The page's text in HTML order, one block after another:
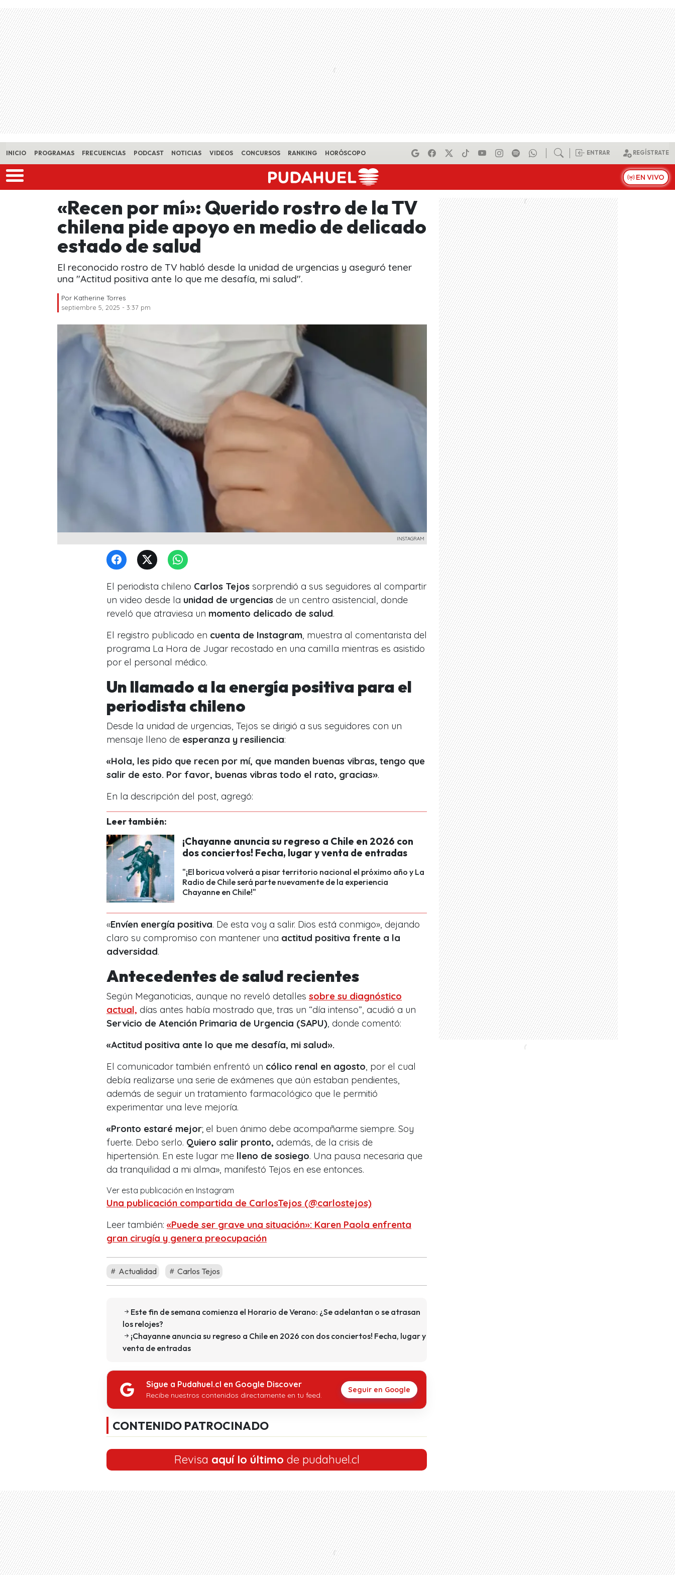
Skip to main content
INICIO PROGRAMAS FRECUENCIAS PODCAST NOTICIAS VIDEOS CONCURSOS RANKING HORÓSCOPO ENTRAR REGÍSTRATE
EN VIVO
«Recen por mí»: Querido rostro de la TV
chilena pide apoyo en medio de delicado
estado de salud
El reconocido rostro de TV habló desde la unidad de urgencias y aseguró tener
una "Actitud positiva ante lo que me desafía, mi salud".
Por Katherine Torres
septiembre 5, 2025 - 3:37 pm
INSTAGRAM
El periodista chileno Carlos Tejos sorprendió a sus seguidores al compartir
un video desde la unidad de urgencias de un centro asistencial, donde
reveló que atraviesa un momento delicado de salud.
El registro publicado en cuenta de Instagram , muestra al comentarista del
programa La Hora de Jugar recostado en una camilla mientras es asistido
por el personal médico.
Un llamado a la energía positiva para el
periodista chileno
Desde la unidad de urgencias, Tejos se dirigió a sus seguidores con un
mensaje lleno de esperanza y resiliencia:
«Hola, les pido que recen por mí, que manden buenas vibras, tengo que
salir de esto. Por favor, buenas vibras todo el rato, gracias».
En la descripción del post, agregó:
Leer también:
¡Chayanne anuncia su regreso a Chile en 2026 con
dos conciertos! Fecha, lugar y venta de entradas
"¡El boricua volverá a pisar territorio nacional el próximo año y La
Radio de Chile será parte nuevamente de la experiencia
Chayanne en Chile!"
«Envíen energía positiva. De esta voy a salir. Dios está conmigo», dejando
claro su compromiso con mantener una actitud positiva frente a la
adversidad.
Antecedentes de salud recientes
Según Meganoticias, aunque no reveló detalles sobre su diagnóstico
actual, días antes había mostrado que, tras un “día intenso”, acudió a un
Servicio de Atención Primaria de Urgencia (SAPU) , donde comentó:
«Actitud positiva ante lo que me desafía, mi salud».
El comunicador también enfrentó un cólico renal en agosto , por el cual
debía realizarse una serie de exámenes que aún estaban pendientes,
además de seguir un tratamiento farmacológico que le permitió
experimentar una leve mejoría.
«Pronto estaré mejor; el buen ánimo debe acompañarme siempre. Soy
fuerte. Debo serlo. Quiero salir pronto, además, de la crisis de
hipertensión. En este lugar me lleno de sosiego. Una pausa necesaria que
da tranquilidad a mi alma», manifestó Tejos en ese entonces.
Ver esta publicación en Instagram
Una publicación compartida de CarlosTejos (@carlostejos)
Leer también: «Puede ser grave una situación»: Karen Paola enfrenta
gran cirugía y genera preocupación
Actualidad Carlos Tejos
Este fin de semana comienza el Horario de Verano: ¿Se adelantan o se atrasan
los relojes?
¡Chayanne anuncia su regreso a Chile en 2026 con dos conciertos! Fecha, lugar y
venta de entradas
Sigue a Pudahuel.cl en Google Discover
Recibe nuestros contenidos directamente en tu feed.
Seguir en Google
CONTENIDO PATROCINADO
Revisa aquí lo último de pudahuel.cl